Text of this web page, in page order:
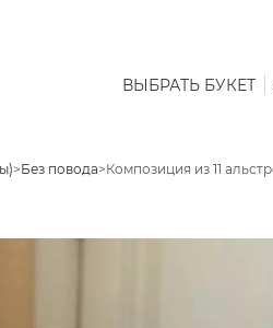
ВЫБРАТЬ БУКЕТ
>Без повода>